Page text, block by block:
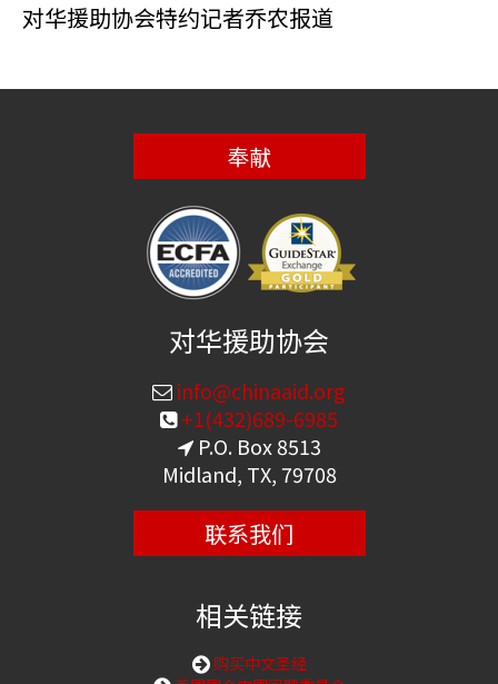
对华援助协会特约记者乔农报道
奉献
对华援助协会
info@chinaaid.org
+1(432)689-6985
P.O. Box 8513
Midland, TX, 79708
联系我们
相关链接
购买中文圣经